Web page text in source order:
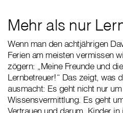
Mehr als nur
Wenn man den achtjährigen
Ferien am meisten vermissen
zögern: „Meine Freunde und
Lernbetreuer!“ Das zeigt, was
ausmacht: Es geht nicht nur
Wissensvermittlung. Es geht